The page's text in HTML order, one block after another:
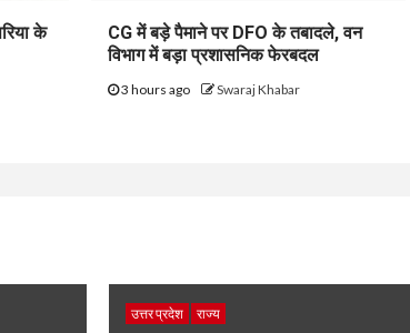
के
CG में बड़े पैमाने पर DFO के तबादले, वन
विभाग में बड़ा प्रशासनिक फेरबदल
3 hours ago Swaraj Khabar
उत्तर प्रदेश राज्य